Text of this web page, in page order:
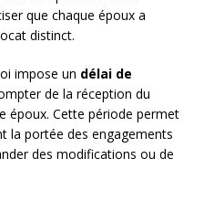
que chaque époux a
distinct.
impose un délai de
de la réception du
époux. Cette période permet
la portée des engagements
des modifications ou de